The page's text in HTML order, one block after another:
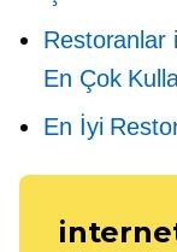
Restoranlar
En Çok
En İyi